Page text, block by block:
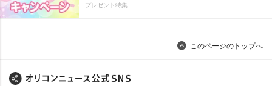
プレゼント特集
このページのトップへ